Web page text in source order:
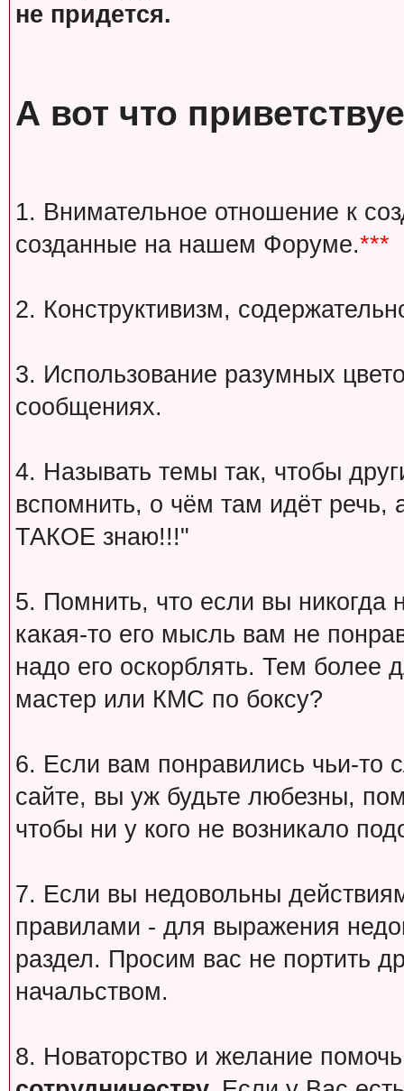
не придется.
А вот что
1. Внимательное отношение к
созданные на нашем Форуме.***
2. Конструктивизм,
3. Использование разумных
сообщениях.
4. Называть темы так, чтобы
вспомнить, о чём там идёт речь,
ТАКОЕ знаю!!!"
5. Помнить, что если вы никогда
какая-то его мысль вам не
надо его оскорблять. Тем более
мастер или КМС по боксу?
6. Если вам понравились чьи-то
сайте, вы уж будьте любезны,
чтобы ни у кого не возникало
7. Если вы недовольны
правилами - для выражения
раздел. Просим вас не портить
начальством.
8. Новаторство и желание